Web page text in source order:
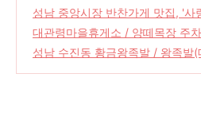
우우거지해장국 먹어본 후기
(28)
성남 중앙시장 반찬가게 맛집, '사
(18)
대관령마을휴게소 / 양떼목장 주
솔향식당 해물짬뽕순두부 먹어본
성남 수진동 황금왕족발 / 왕족발(